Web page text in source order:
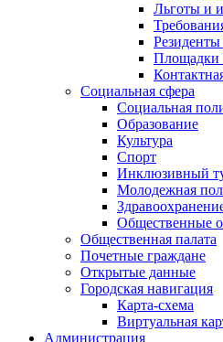
Льготы и
Социальная сфера
Социальная
Образование
Культура
Спорт
Инклюзивный
Молодежная
Общественные
Общественная палата
Почетные граждане
Открытые данные
Городская навигация
Карта-схема
Виртуальная
Администрация